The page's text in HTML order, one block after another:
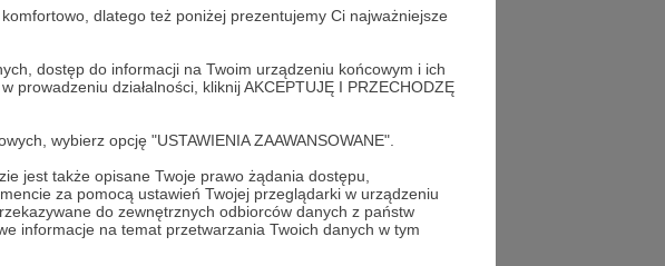
dlatego też poniżej prezentujemy Ci najważniejsze
dostęp do informacji na Twoim urządzeniu końcowym i ich
działalności, kliknij AKCEPTUJĘ I PRZECHODZĘ
wybierz opcję "USTAWIENIA ZAAWANSOWANE".
jest także opisane Twoje prawo żądania dostępu,
za pomocą ustawień Twojej przeglądarki w urządzeniu
do zewnętrznych odbiorców danych z państw
informacje na temat przetwarzania Twoich danych w tym
zbliża się
ma dotrzeć :)